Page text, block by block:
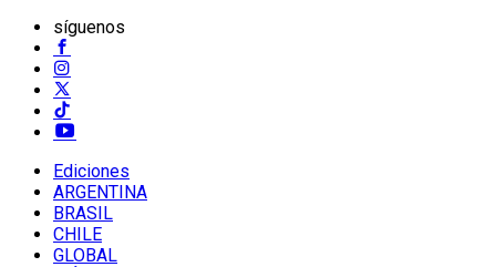
síguenos
Ediciones
ARGENTINA
BRASIL
CHILE
GLOBAL